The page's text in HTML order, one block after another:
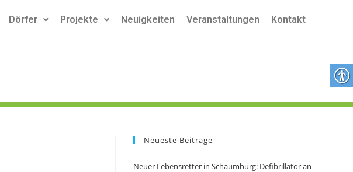
Dörfer Projekte Neuigkeiten Veranstaltungen Kontakt
Neueste Beiträge
Neuer Lebensretter in Schaumburg: Defibrillator an